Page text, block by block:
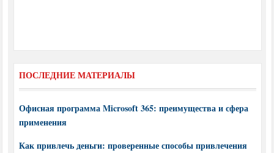
ПОСЛЕДНИЕ МАТЕРИАЛЫ
Офисная программа Microsoft 365: преимущества и сфера
применения
Как привлечь деньги: проверенные способы привлечения